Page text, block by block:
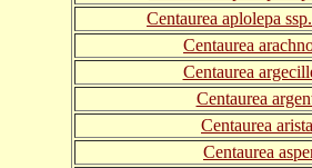
Centaurea aplolepa
Centaurea
Centaurea
Centaurea
Centaurea
Centaurea